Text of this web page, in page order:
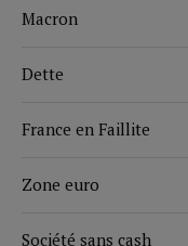
Macron
Dette
France en Faillite
Zone euro
Société sans cash